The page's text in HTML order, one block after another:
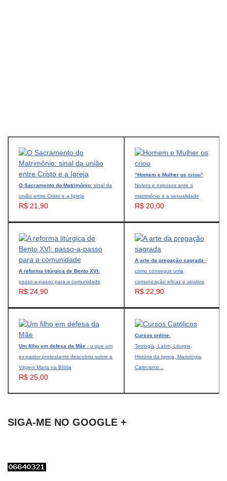
O Sacramento do Matrimônio: sinal da
união entre Cristo e a Igreja
R$ 21,90
“Homem e Mulher os criou”
Noivos e esposos ante o
matrimônio e a sexualidade
R$ 20,00
A reforma litúrgica de Bento XVI:
passo-a-passo para a comunidade
R$ 24,90
A arte da pregação sagrada -
como conseguir uma
comunicação eficaz e atrativa
R$ 22,90
Um filho em defesa da Mãe - o que um
ex-pastor protestante descobriu sobre a
Virgem Maria na Bíblia
R$ 25,00
Cursos online:
Teologia, Latim, Liturgia,
História da Igreja, Mariologia,
Catecismo...
SIGA-ME NO GOOGLE +